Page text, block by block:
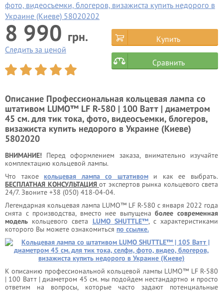
8 990 грн.
Следить за ценой
Купить
Сравнить
Описание Профессиональная кольцевая лампа со
штативом LUMO™ LF R-580 | 100 Ватт | диаметром
45 см. для тик тока, фото, видеосъемки, блогеров,
визажиста купить недорого в Украине (Киеве)
5802020
ВНИМАНИЕ! Перед оформлением заказа, внимательно изучайте
комплектацию кольцевой лампы.
Что такоекольцевая лампа со штативоми как ее выбрать.
БЕСПЛАТНАЯ КОНСУЛЬТАЦИЯ от экспертов рынка кольцевого света
24/7. Звоните +38 (050) 418-04-04.
Легендарная кольцевая лампа LUMO™ LF R-580 с января 2022 года
снята с производства, вместо нее выпущенаболее современная
модель кольцевого света LUMO SHUTTLE™, с характеристиками
которого Вы можете ознакомиться по ссылке.
К описанию профессиональной кольцевой лампы LUMO™ LF R-580
| 100 Ватт | диаметром 45 см. мы подойдем нестандартно и просто
ответим на вопросы, которые часто задают потенциальные